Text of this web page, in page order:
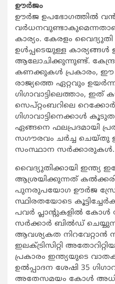
ഊര്‍ജം
ഊര്‍ജ ഉപഭോഗത്തില്‍ വന്‍
വര്‍ധനവുണ്ടാകുമെന്നതാണ്
കാര്യം. കേരളം വൈദ്യുതി
ഉള്‍പ്പടെയുള്ള കാര്യങ്ങള്‍
ആലോചിക്കുന്നുണ്ട്.
കണക്കുകള്‍ പ്രകാരം, ഈ
രാജ്യത്തെ ഏറ്റവും
ഗിഗാവാട്ടിലെത്താം, ഇത്
സെപ്റ്റംബറിലെ
ഗിഗാവാട്ടിനെക്കാള്‍
ഏങ്ങനെ ഫലപ്രദമായി
സഗൗരവം ചര്‍ച്ച ചെയ്തു
സംസ്ഥാന സര്‍ക്കാരുകള്‍.
വൈദ്യുതിക്കായി ഇന്ത്യ
ആശ്രയിക്കുന്നത്
പുനരുപയോഗ ഊര്‍ജ
സ്ഥിരതയോടെ
പവര്‍ പ്ലാന്റുകളില്‍
സര്‍ക്കാര്‍ ബില്‍ഡ്
ആവശ്യകത നിറവേറ്റാന്‍
ഇലക്ട്രിസിറ്റി
പ്രകാരം ഇന്ത്യയുടെ
ഉല്‍പ്പാദന ശേഷി 35
അതേസമയം കോള്‍